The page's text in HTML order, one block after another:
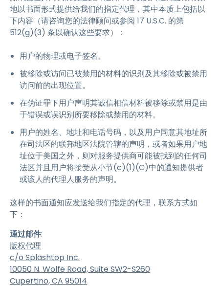
地以书面形式提供给我们的指定代理，其中本质上包括以
下内容（请咨询您的法律顾问或参阅 17 U.S.C. 的第
512(g)(3) 条以确认这些要求）：
用户的物理或电子签名。
被移除或访问已被禁用的材料的识别及其移除或被禁用
访问前的出现位置。
在伪证罪下用户声明其诚信相信材料被移除或禁用是由
于错误或误识别所要移除或禁用的材料。
用户的姓名、地址和电话号码，以及用户同意其地址所
在司法区的联邦地区法院管辖的声明，或者如果用户地
址位于美国之外，则对服务提供商可能被找到的任何司
法区并且用户将接受从小节(c)(1)(C)中的通知提供者
或该人的代理人服务的声明。
这样的书面通知应发送给我们指定的代理，联系方式如
下：
通过邮件:
版权代理
c/o Splashtop Inc.
10050 N. Wolfe Road, Suite SW2-S260
Cupertino, CA 95014